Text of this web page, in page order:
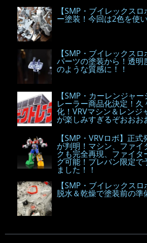
【SMP・ブイレックス
ー塗装！今回は2色を使
【SMP・ブイレックス
パーツの塗装から！透明
のような質感に！！
【SMP・カーレンジャ
レーラー商品化決定！
化！VRVマシン＆レンジ
が楽しみすぎるぞおおお
【SMP・VRVロボ】正
が判明！マシン、ファイ
クも完全再現、ファイタ
グ可能！プレバン限定で
ました！！
【SMP・ブイレックス
脱水＆乾燥で塗装前の準